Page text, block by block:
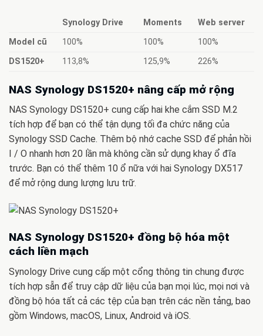
Synology Drive Moments
Web server
Model cũ
100% 100%
100%
DS1520+
113,8% 125,9% 226%
NAS Synology DS1520+ nâng cấp mở rộng
NAS Synology DS1520+ cung cấp hai khe cắm SSD M.2
tích hợp để bạn có thể tận dụng tối đa chức năng của
Synology SSD Cache. Thêm bộ nhớ cache SSD để phản hồi
I / O nhanh hơn 20 lần mà không cần sử dụng khay ổ đĩa
trước. Bạn có thể thêm 10 ổ nữa với hai Synology DX517
để mở rộng dung lượng lưu trữ.
NAS Synology DS1520+ đồng bộ hóa một
cách liền mạch
Synology Drive cung cấp một cổng thông tin chung được
tích hợp sẵn để truy cập dữ liệu của bạn mọi lúc, mọi nơi và
đồng bộ hóa tất cả các tệp của bạn trên các nền tảng, bao
gồm Windows, macOS, Linux, Android và iOS.